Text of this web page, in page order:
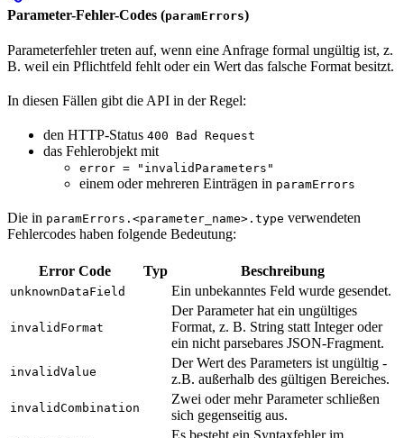
Parameter-Fehler-Codes (paramErrors)
Parameterfehler treten auf, wenn eine Anfrage formal ungültig ist, z.
B. weil ein Pflichtfeld fehlt oder ein Wert das falsche Format besitzt.
In diesen Fällen gibt die API in der Regel:
den HTTP-Status 400 Bad Request
das Fehlerobjekt mit
error = "invalidParameters"
einem oder mehreren Einträgen in paramErrors
Die in paramErrors.<parameter_name>.type verwendeten
Fehlercodes haben folgende Bedeutung:
Error Code Typ Beschreibung
unknownDataField Ein unbekanntes Feld wurde gesendet.
invalidFormat
Der Parameter hat ein ungültiges
Format, z. B. String statt Integer oder
ein nicht parsebares JSON-Fragment.
invalidValue
Der Wert des Parameters ist ungültig -
z.B. außerhalb des gültigen Bereiches.
invalidCombination
Zwei oder mehr Parameter schließen
sich gegenseitig aus.